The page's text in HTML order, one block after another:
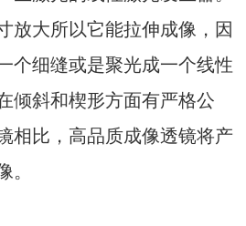
放大所以它能拉伸成像，因
个细缝或是聚光成一个线性
倾斜和楔形方面有严格公
相比，高品质成像透镜将产